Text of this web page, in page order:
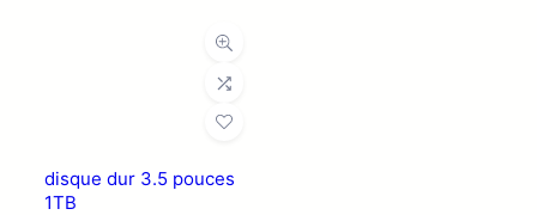
disque dur 3.5 pouces
1TB